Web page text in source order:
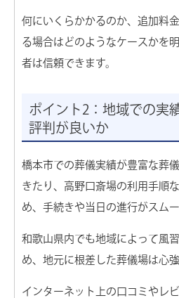
何にいくらかかるのか、追加料
る場合はどのようなケースかを
者は信頼できます。
ポイント2：地域での実
評判が良いか
橋本市での葬儀実績が豊富な葬
きたり、高野口斎場の利用手順
め、手続きや当日の進行がスムー
和歌山県内でも地域によって風
め、地元に根差した葬儀場は心
インターネット上の口コミやレ